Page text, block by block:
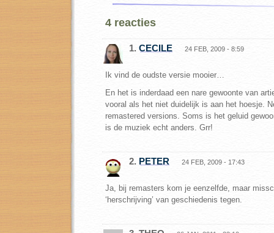
4 reacties
1. CECILE 24 FEB, 2009 - 8:59
Ik vind de oudste versie mooier…
En het is inderdaad een nare gewoonte van
vooral als het niet duidelijk is aan het hoesje.
remastered versions. Soms is het geluid
is de muziek echt anders. Grr!
2. PETER 24 FEB, 2009 - 17:43
Ja, bij remasters kom je eenzelfde, maar
‘herschrijving’ van geschiedenis tegen.